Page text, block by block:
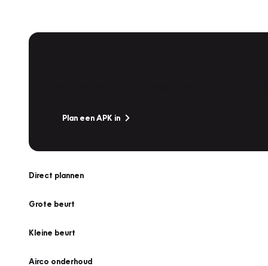
Plan een APK in
Direct plannen
Grote beurt
Kleine beurt
Airco onderhoud